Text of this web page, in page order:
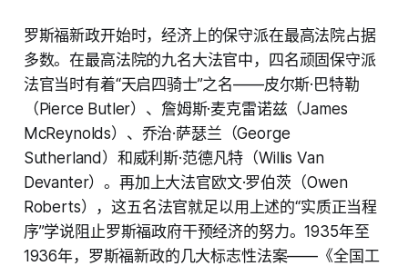
罗斯福新政开始时，经济上的保守派在最高法院占据
多数。在最高法院的九名大法官中，四名顽固保守派
法官当时有着“天启四骑士”之名——皮尔斯·巴特勒
（Pierce Butler）、詹姆斯·麦克雷诺兹（James
McReynolds）、乔治·萨瑟兰（George
Sutherland）和威利斯·范德凡特（Willis Van
Devanter）。再加上大法官欧文·罗伯茨（Owen
Roberts），这五名法官就足以用上述的“实质正当程
序”学说阻止罗斯福政府干预经济的努力。1935年至
1936年，罗斯福新政的几大标志性法案——《全国工